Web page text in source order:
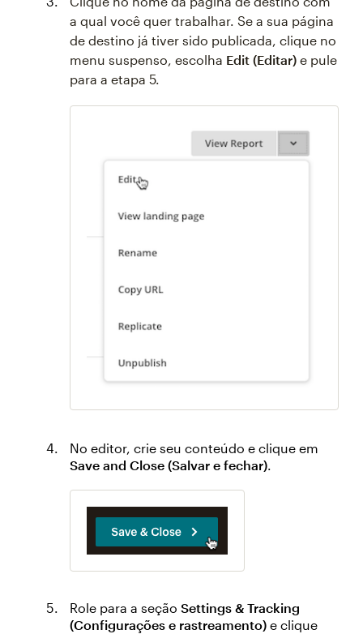
a qual você quer trabalhar. Se a sua página
de destino já tiver sido publicada, clique no
menu suspenso, escolha Edit (Editar) e pule
para a etapa 5.
No editor, crie seu conteúdo e clique em
Save and Close (Salvar e fechar)
Role para a seção Settings & Tracking
(Configurações e rastreamento) e clique